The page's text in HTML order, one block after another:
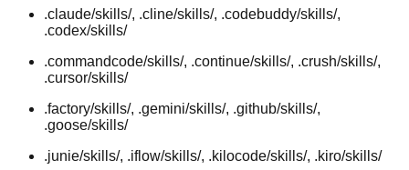
.claude/skills/, .cline/skills/, .codebuddy/skills/,
.codex/skills/
.commandcode/skills/, .continue/skills/, .crush/skills/,
.cursor/skills/
.factory/skills/, .gemini/skills/, .github/skills/,
.goose/skills/
.junie/skills/, .iflow/skills/, .kilocode/skills/, .kiro/skills/